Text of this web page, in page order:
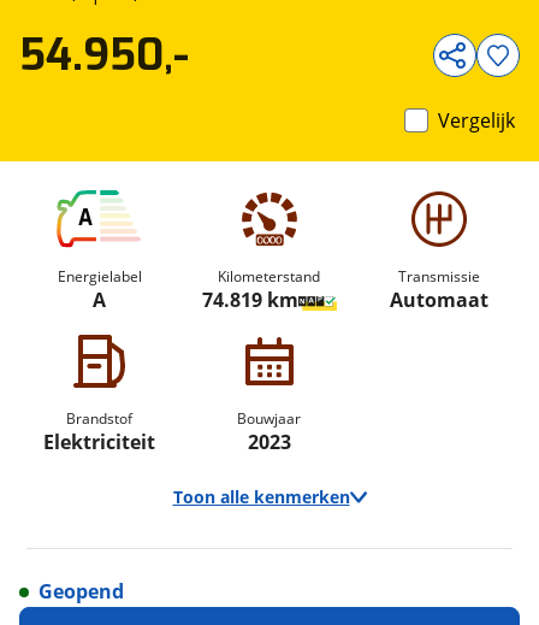
A
Energielabel
A
Kilometerstand
74.819 km
Transmissie
Automaat
Brandstof
Elektriciteit
Bouwjaar
2023
Toon alle kenmerken
54.950,-
Vergelijk
Geopend
Vraag eenproefritaan!
Stel eenvraag!
Ontvang gratis jouw